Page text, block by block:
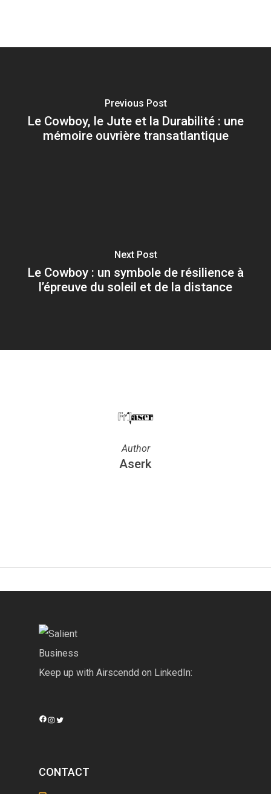
Previous Post
Le Cowboy, le Jute et la Durabilité : une
mémoire ouvrière transatlantique
Next Post
Le Cowboy : un symbole de résilience à
l’épreuve du soleil et de la distance
Author
Aserk
Keep up with Airscendd on LinkedIn:
Instagram
CONTACT